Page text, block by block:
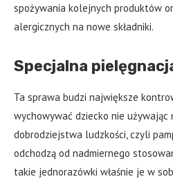
spożywania kolejnych produktów
alergicznych na nowe składniki.
Specjalna
Ta sprawa budzi największe
wychowywać dziecko nie używając
dobrodziejstwa ludzkości, czyli
odchodzą od nadmiernego
takie jednorazówki właśnie je w